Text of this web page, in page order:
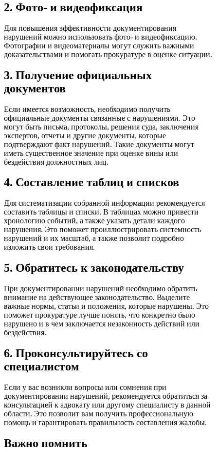
2. Фото- и видеофиксация
Для повышения эффективности документирования
нарушений можно использовать фото- и видеофиксацию.
Фотографии и видеоматериалы могут служить важными
доказательствами и помогать прокуратуре в оценке ситуации.
3. Получение официальных
документов
Если имеется возможность, необходимо получить
официальные документы связанные с нарушениями. Это
могут быть письма, протоколы, решения суда, заключения
экспертов, отчеты и другие документы, которые
подтверждают факт нарушений. Такие документы могут
иметь существенное значение при оценке вины или
бездействия должностных лиц.
4. Составление таблиц и списков
Для систематизации собранной информации рекомендуется
составить таблицы и списки. В таблицах можно привести
хронологию событий, а также указать детали каждого
нарушения. Это поможет проиллюстрировать системность
нарушений и их масштаб, а также позволит подробно
изложить свои требования.
5. Обратитесь к законодательству
При документировании нарушений необходимо обратить
внимание на действующее законодательство. Выделите
важные нормы, статьи и положения, которые нарушены. Это
поможет прокуратуре лучше понять, что конкретно было
нарушено и в чем заключается незаконность действий или
бездействия.
6. Проконсультируйтесь со
специалистом
Если у вас возникли вопросы или сомнения при
документировании нарушений, рекомендуется обратиться за
консультацией к адвокату или другому специалисту в данной
области. Это позволит вам получить профессиональную
помощь и гарантировать правильность составления жалобы.
Важно помнить